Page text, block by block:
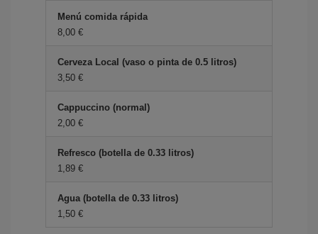
Menú comida rápida
8,00 €
Cerveza Local (vaso o pinta de 0.5 litros)
3,50 €
Cappuccino (normal)
2,00 €
Refresco (botella de 0.33 litros)
1,89 €
Agua (botella de 0.33 litros)
1,50 €